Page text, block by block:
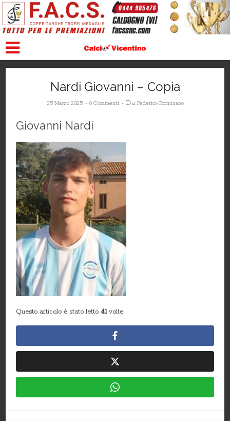
Nardi Giovanni – Copia
25 Marzo 2025 0 Commenti Da Federico Formisano
Giovanni Nardi
Questo articolo è stato letto 41volte.